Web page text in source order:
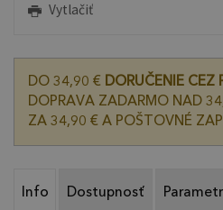
Vytlačiť
DO 34,90 € DORUČENIE CEZ
DOPRAVA ZADARMO NAD
ZA 34,90 € A POŠTOVNÉ
Info Dostupnosť